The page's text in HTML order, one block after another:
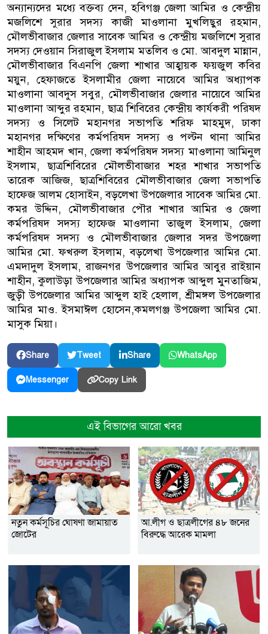
অন্যান্যদের মধ্যে বক্তব্য দেন, হবিগঞ্জ জেলা আমির ও কেন্দ্রীয়
মজলিশে সুরার সদস্য কাজী মাওলানা মুখলিছুর রহমান,
মৌলভীবাজার জেলার সাবেক আমির ও কেন্দ্রীয় মজলিশে সুরার
সদস্য দেওয়ান সিরাজুল ইসলাম মতলিব ও মো. আবদুল মান্নান,
মৌলভীবাজার বিএনপি জেলা শাখার আহ্বায়ক ফয়জুল কবির
ময়ুন, হেফাজতে ইসলামীর জেলা নায়েবে আমির অধ্যাপক
মাওলানা আবদুস সবুর, মৌলভীবাজার জেলার নায়েবে আমির
মাওলানা আব্দুর রহমান, ছাত্র শিবিরের কেন্দ্রীয় কার্যকরী পরিষদ
সদস্য ও সিলেট মহানগর সভাপতি শরিফ মাহমুদ, ঢাকা
মহানগর দক্ষিণের কর্মপরিষদ সদস্য ও পল্টন থানা আমির
শাহীন আহমদ খান, জেলা কর্মপরিষদ সদস্য মাওলানা আমিনুল
ইসলাম, ছাত্রশিবিরের মৌলভীবাজার শহর শাখার সভাপতি
তারেক আজিজ, ছাত্রশিবিরের মৌলভীবাজার জেলা সভাপতি
হাফেজ আলম হোসাইন, বড়লেখা উপজেলার সাবেক আমির মো.
কমর উদ্দিন, মৌলভীবাজার পৌর শাখার আমির ও জেলা
কর্মপরিষদ সদস্য হাফেজ মাওলানা তাজুল ইসলাম, জেলা
কর্মপরিষদ সদস্য ও মৌলভীবাজার জেলার সদর উপজেলা
আমির মো. ফখরুল ইসলাম, বড়লেখা উপজেলার আমির মো.
এমদাদুল ইসলাম, রাজনগর উপজেলার আমির আবুর রাইয়ান
শাহীন, কুলাউড়া উপজেলার আমির অধ্যাপক আব্দুল মুনতাজিম,
জুড়ী উপজেলার আমির আব্দুল হাই হেলাল, শ্রীমঙ্গল উপজেলার
আমির মাও. ইসমাঈল হোসেন,কমলগঞ্জ উপজেলা আমির মো.
মাসুক মিয়া।
Share Tweet Share WhatsApp
Messenger Copy Link
এই বিভাগের আরো খবর
নতুন কর্মসূচির ঘোষণা জামায়াত
জোটের
আ.লীগ ও ছাত্রলীগের ৪৮ জনের
বিরুদ্ধে আরেক মামলা